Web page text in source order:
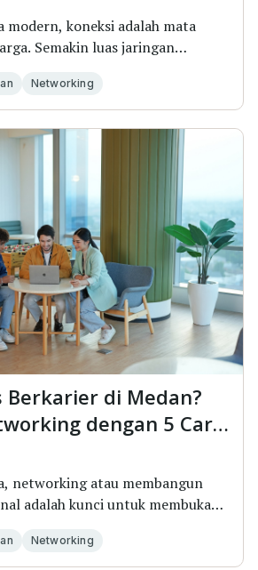
modern, koneksi adalah mata
Semakin luas jaringan
Networking
Berkarier di Medan?
dengan 5 Cara
adalah kunci untuk membuka
Networking